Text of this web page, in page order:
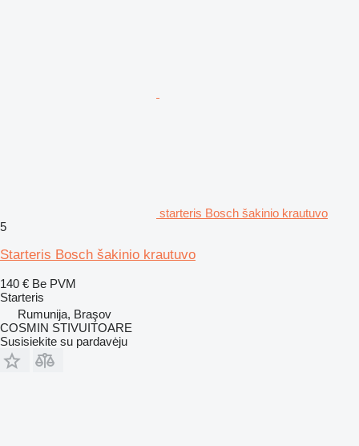
starteris Bosch šakinio krautuvo
5
Starteris Bosch šakinio krautuvo
140 € Be PVM
Starteris
Rumunija, Braşov
COSMIN STIVUITOARE
Susisiekite su pardavėju